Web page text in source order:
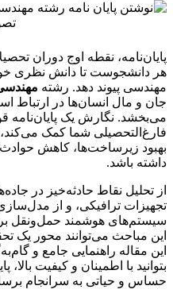
پایان‌نامه، نقطه اوج دوران
هر دانشجوست تا دانش نظری
مهندسی پیوند دهد. رشته
جان و مال انسان‌ها در ارتباط
می‌بخشد. نگارش یک پایان‌نامه
فارغ‌التحصیلی شما کمک می‌کند،
بهبود زیرساخت‌ها، کاهش حوادث
داشته باشد.
از تحلیل نقاط حادثه‌خیز در
تجهیزات ترافیکی، و از
سیستم‌های هوشمند حمل‌ونقل
این مباحث می‌توانند محور یک
این مقاله راهنمایی جامع و
بتوانید با اطمینان و کیفیت بالا،
حساس و حیاتی به سرانجام